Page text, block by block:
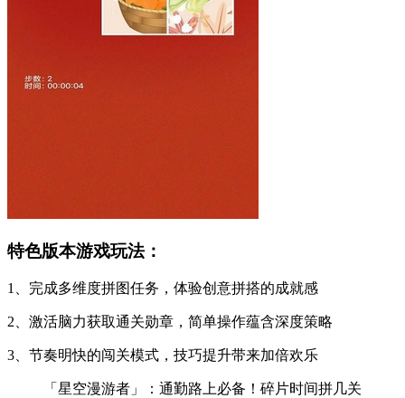
特色版本游戏玩法：
1、完成多维度拼图任务，体验创意拼搭的成就感
2、激活脑力获取通关勋章，简单操作蕴含深度策略
3、节奏明快的闯关模式，技巧提升带来加倍欢乐
「星空漫游者」：通勤路上必备！碎片时间拼几关